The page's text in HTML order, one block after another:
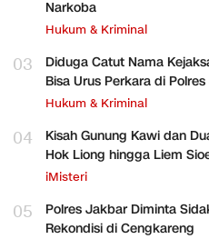
Narkoba
Hukum & Kriminal
03
Diduga Catut Nama
Bisa Urus Perkara di
Hukum & Kriminal
04
Kisah Gunung Kawi dan
Hok Liong hingga Liem
iMisteri
05
Polres Jakbar Diminta
Rekondisi di Cengkareng